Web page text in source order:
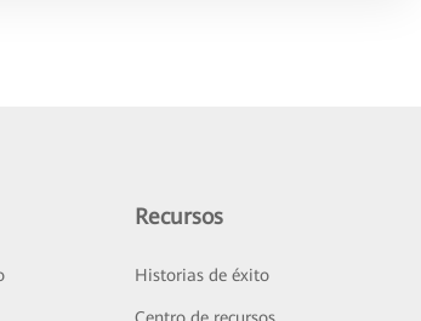
Recursos
Historias de éxito